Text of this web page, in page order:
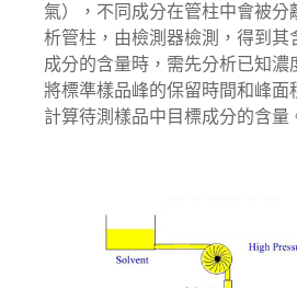
氣），不同成分在管柱中會被分
析管柱，由檢測器檢測，得到其
成分的含量時，需先分析已知濃
將標準樣品峰的保留時間和峰面
計算待測樣品中目標成分的含量